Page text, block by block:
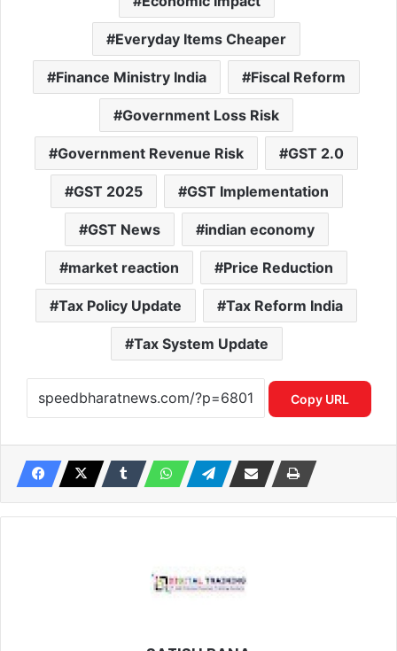
Everyday Items Cheaper
Finance Ministry India Fiscal Reform
Government Loss Risk
Government Revenue Risk GST 2.0
GST 2025 GST Implementation
GST News indian economy
market reaction Price Reduction
Tax Policy Update Tax Reform India
Tax System Update
Copy URL